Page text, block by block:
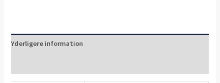
Yderligere information